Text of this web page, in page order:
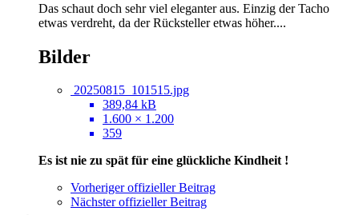
Das schaut doch sehr viel eleganter aus. Einzig der Tacho
etwas verdreht, da der Rücksteller etwas höher....
Bilder
20250815_101515.jpg
389,84 kB
1.600 × 1.200
359
Es ist nie zu spät für eine glückliche Kindheit !
Vorheriger offizieller Beitrag
Nächster offizieller Beitrag